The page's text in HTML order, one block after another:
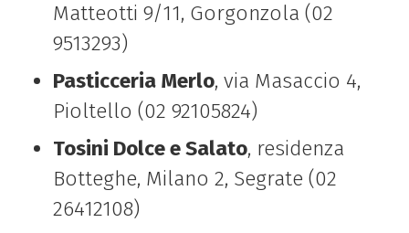
Matteotti 9/11, Gorgonzola (02
9513293)
Pasticceria Merlo, via Masaccio 4,
Pioltello (02 92105824)
Tosini Dolce e Salato, residenza
Botteghe, Milano 2, Segrate (02
26412108)